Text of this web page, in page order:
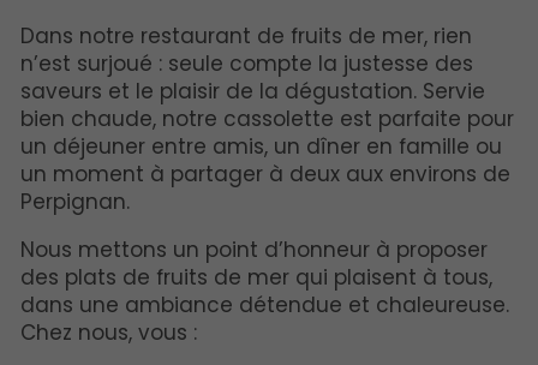
Dans notre restaurant de fruits de mer, rien
n’est surjoué : seule compte la justesse des
saveurs et le plaisir de la dégustation. Servie
bien chaude, notre cassolette est parfaite pour
un déjeuner entre amis, un dîner en famille ou
un moment à partager à deux aux environs de
Perpignan.
Nous mettons un point d’honneur à proposer
des plats de fruits de mer qui plaisent à tous,
dans une ambiance détendue et chaleureuse.
Chez nous, vous :